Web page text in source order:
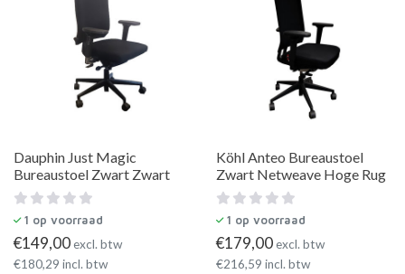
Dauphin Just Magic
Bureaustoel Zwart Zwart
1 op voorraad
€149,00excl. btw
€180,29 incl. btw
Köhl Anteo Bureaustoel
Zwart Netweave Hoge Rug
1 op voorraad
€179,00excl. btw
€216,59 incl. btw